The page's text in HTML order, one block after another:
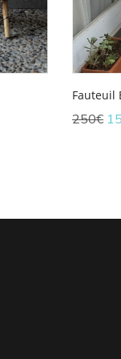
Fauteuil
250€ Le